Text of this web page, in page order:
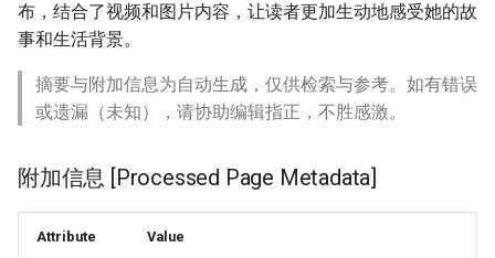
布，结合了视频和图片内容，让读者更加生动地感受她的故
事和生活背景。
摘要与附加信息为自动生成，仅供检索与参考。如有错误
或遗漏（未知），请协助编辑指正，不胜感激。
附加信息 [Processed Page Metadata]
Attribute Value